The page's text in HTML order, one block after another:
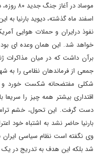
موساد
اسفند ماه گذشته، دیوید بارنیا
نفوذ درایران و حملات هوایی
خواهد شد. این همان وعده ای بود
برآن داشت که در میان مذاکرات
جمعی از فرماندهان نظامی را به
شکلی مفتضحانه شکست خورد و
اقتداری بیشتر همه چیز را
دست گرفت. این تحول، خشم ترامپ
بارنیا حاضر نشد به اشتباه خود
وی نگفته است نظام سیاسی ایران
شد بلکه این هدف به تدریج در یک